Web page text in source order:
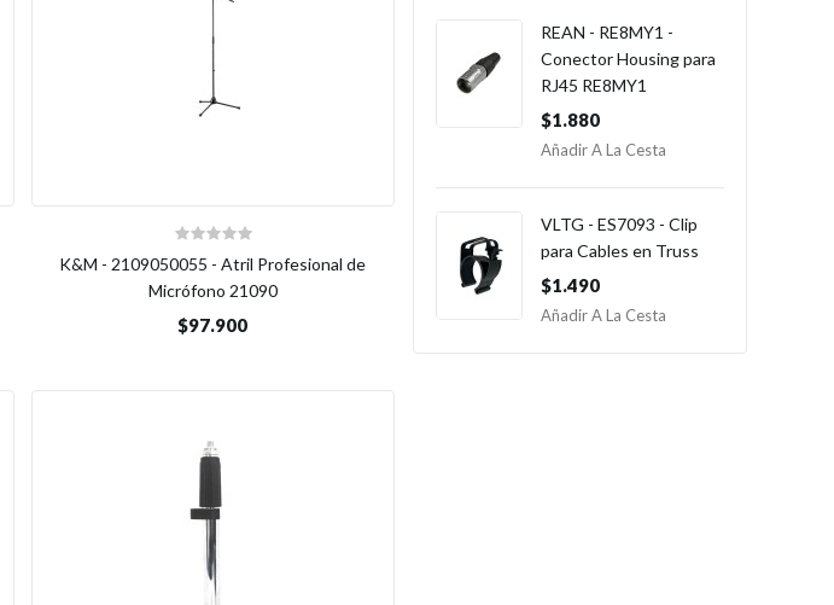
K&M - 2109050055 - Atril Profesional de
Micrófono 21090
$97.900
REAN - RE8MY1 -
Conector Housing para
RJ45 RE8MY1
$1.880
Añadir A La Cesta
VLTG - ES7093 - Clip
para Cables en Truss
$1.490
Añadir A La Cesta